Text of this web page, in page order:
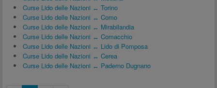
Curse Lido delle Nazioni ↔ Torino
Curse Lido delle Nazioni ↔ Como
Curse Lido delle Nazioni ↔ Mirabilandia
Curse Lido delle Nazioni ↔ Comacchio
Curse Lido delle Nazioni ↔ Lido di Pomposa
Curse Lido delle Nazioni ↔ Cerea
Curse Lido delle Nazioni ↔ Paderno Dugnano